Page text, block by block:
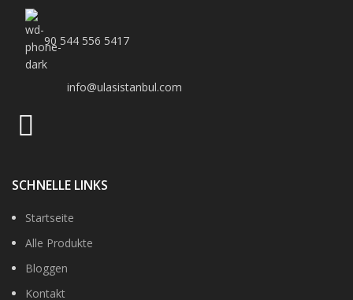
90 544 556 5417
info@ulasistanbul.com
SCHNELLE LINKS
Startseite
Alle Produkte
Bloggen
Kontakt